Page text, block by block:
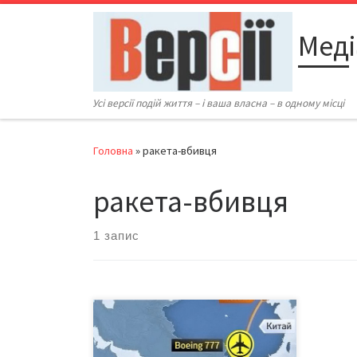
Перейти до вмісту
Усі версії подій життя – і ваша власна – в одному місці
Головна »ракета-вбивця
ракета-вбивця
1 запис
Катастрофа пасажирського
авіалайнера «Boeing-777» у небі
над Торезом – переломний етап в